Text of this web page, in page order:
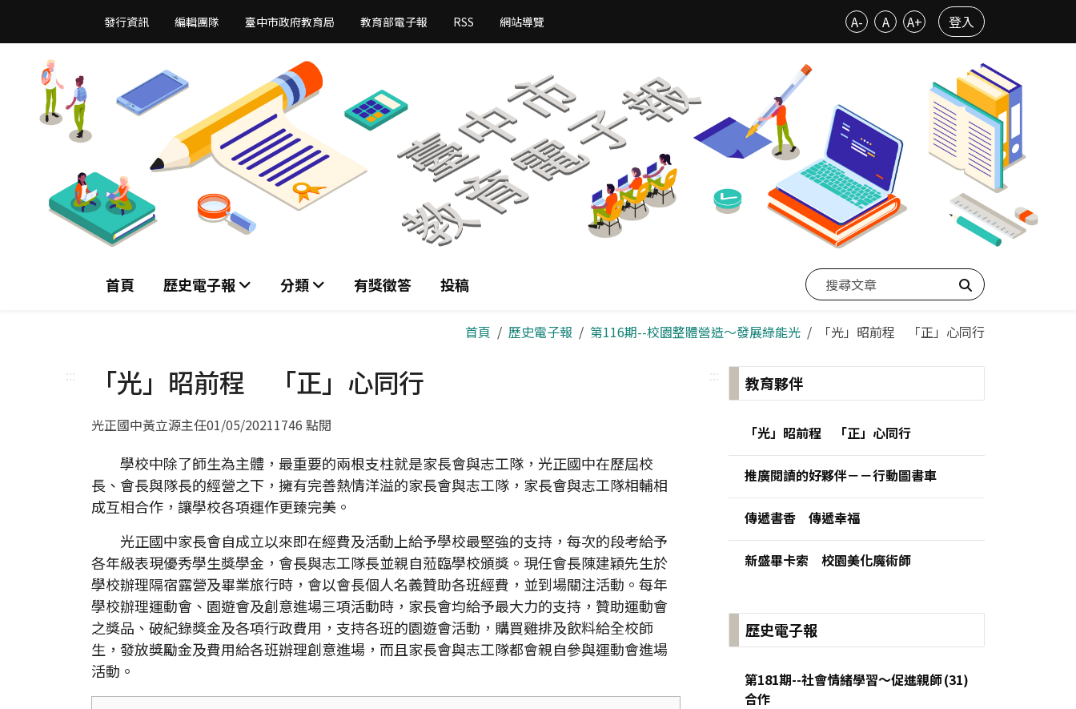
主
發行資訊 編輯團隊 臺中市政府教育局 教育部電子報 RSS 網站導覽 A- A A+ 登入
首頁 歷史電子報 分類 有獎徵答 投稿
搜尋
首頁 歷史電子報 第116期--校園整體營造～發展綠能光 「光」昭前程 「正」心同行
::: 「光」昭前程 「正」心同行
光正國中黃立源主任01/05/20211746 點閱
學校中除了師生為主體，最重要的兩根支柱就是家長會與志工隊，光正國中在歷屆校
長、會長與隊長的經營之下，擁有完善熱情洋溢的家長會與志工隊，家長會與志工隊相輔相
成互相合作，讓學校各項運作更臻完美。
光正國中家長會自成立以來即在經費及活動上給予學校最堅強的支持，每次的段考給予
各年級表現優秀學生獎學金，會長與志工隊長並親自蒞臨學校頒獎。現任會長陳建穎先生於
學校辦理隔宿露營及畢業旅行時，會以會長個人名義贊助各班經費，並到場關注活動。每年
學校辦理運動會、園遊會及創意進場三項活動時，家長會均給予最大力的支持，贊助運動會
之獎品、破紀錄獎金及各項行政費用，支持各班的園遊會活動，購買雞排及飲料給全校師
生，發放獎勵金及費用給各班辦理創意進場，而且家長會與志工隊都會親自參與運動會進場
活動。
::: 教育夥伴
「光」昭前程 「正」心同行
推廣閱讀的好夥伴－－行動圖書車
傳遞書香 傳遞幸福
新盛畢卡索 校園美化魔術師
歷史電子報
第181期--社會情緒學習～促進親師
合作